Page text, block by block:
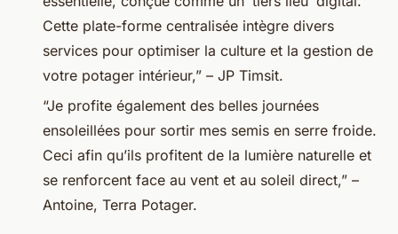
Cette plate-forme centralisée intègre divers
services pour optimiser la culture et la gestion de
votre potager intérieur,” – JP Timsit.
“Je profite également des belles journées
ensoleillées pour sortir mes semis en serre froide.
Ceci afin qu’ils profitent de la lumière naturelle et
se renforcent face au vent et au soleil direct,” –
Antoine, Terra Potager.